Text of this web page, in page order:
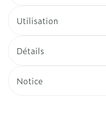
Utilisation
Détails
Notice